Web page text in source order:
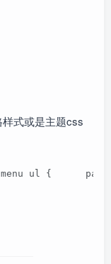
式或是主题css
menu ul {